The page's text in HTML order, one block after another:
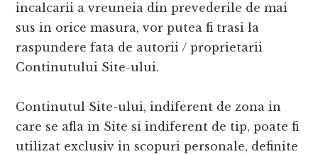
incalcarii a vreuneia din prevederile de mai
sus in orice masura, vor putea fi trasi la
raspundere fata de autorii / proprietarii
Continutului Site-ului.
Continutul Site-ului, indiferent de zona in
care se afla in Site si indiferent de tip, poate fi
utilizat exclusiv in scopuri personale, definite